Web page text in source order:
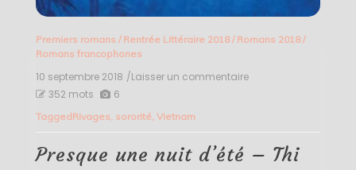
Premiers romans / Rentrée Littéraire 2018/ Romans 2018/
Romans francophones
10 septembre 2018 /Laisser un commentaireon
352 mots 6
TaggedRivages sororité Vietnam
Presque une nuit d’été – Thi